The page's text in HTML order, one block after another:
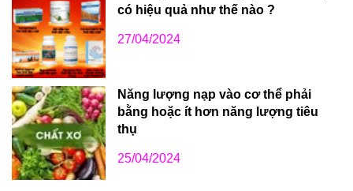
có hiệu quả như thế nào ?
27/04/2024
Năng lượng nạp vào cơ thể phải
bằng hoặc ít hơn năng lượng tiêu
thụ
25/04/2024